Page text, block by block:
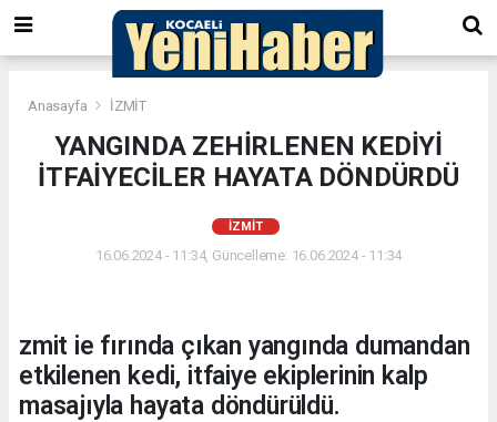
Anasayfa İZMİT
YANGINDA ZEHİRLENEN KEDİYİ
İTFAİYECİLER HAYATA DÖNDÜRDÜ
İZMİT
16.06.2024 - 11:34, Güncelleme: 16.06.2024 - 11:34
zmit ie fırında çıkan yangında dumandan
etkilenen kedi, itfaiye ekiplerinin kalp
masajıyla hayata döndürüldü.